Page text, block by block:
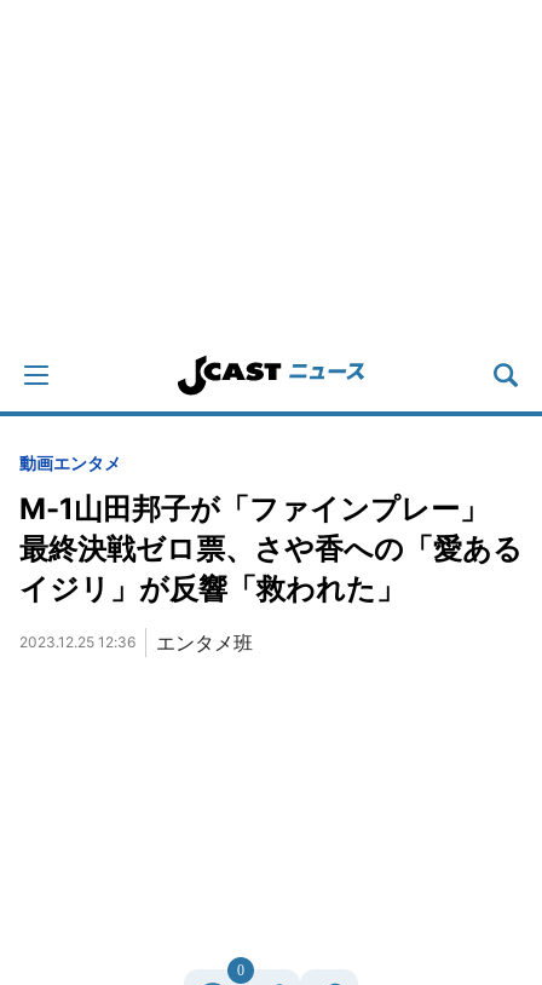
動画エンタメ
M-1山田邦子が「ファインプレー」
最終決戦ゼロ票、さや香への「愛ある
イジリ」が反響「救われた」
2023.12.25 12:36 エンタメ班
0